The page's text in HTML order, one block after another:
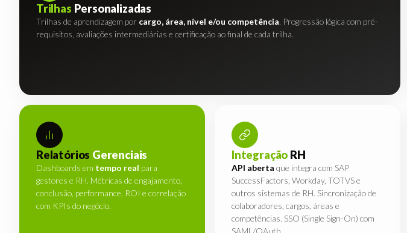
Trilhas Personalizadas
Trilhas de aprendizagem por cargo, área, nível e/ou competência. Progressão lógica com pré-
requisitos, avaliações intermediárias e certificação ao final de cada trilha.
Relatórios Gerenciais
Dashboards em tempo real para
gestores e RH. Métricas de engajamento,
conclusão, performance, ROI e correlação
com KPIs do negócio.
Integração RH
API aberta que integra com SAP
SuccessFactors, Workday, TOTVS e
outros sistemas de RH. Sincronização de
colaboradores, cargos, áreas e
competências. SSO (Single Sign-On) com
SAML/OAuth.